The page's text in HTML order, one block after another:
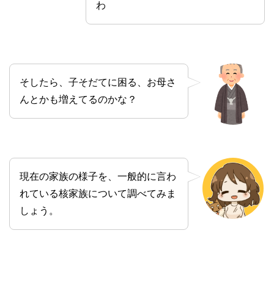
わ
そしたら、子そだてに困る、お母さ
んとかも増えてるのかな？
現在の家族の様子を、一般的に言わ
れている核家族について調べてみま
しょう。